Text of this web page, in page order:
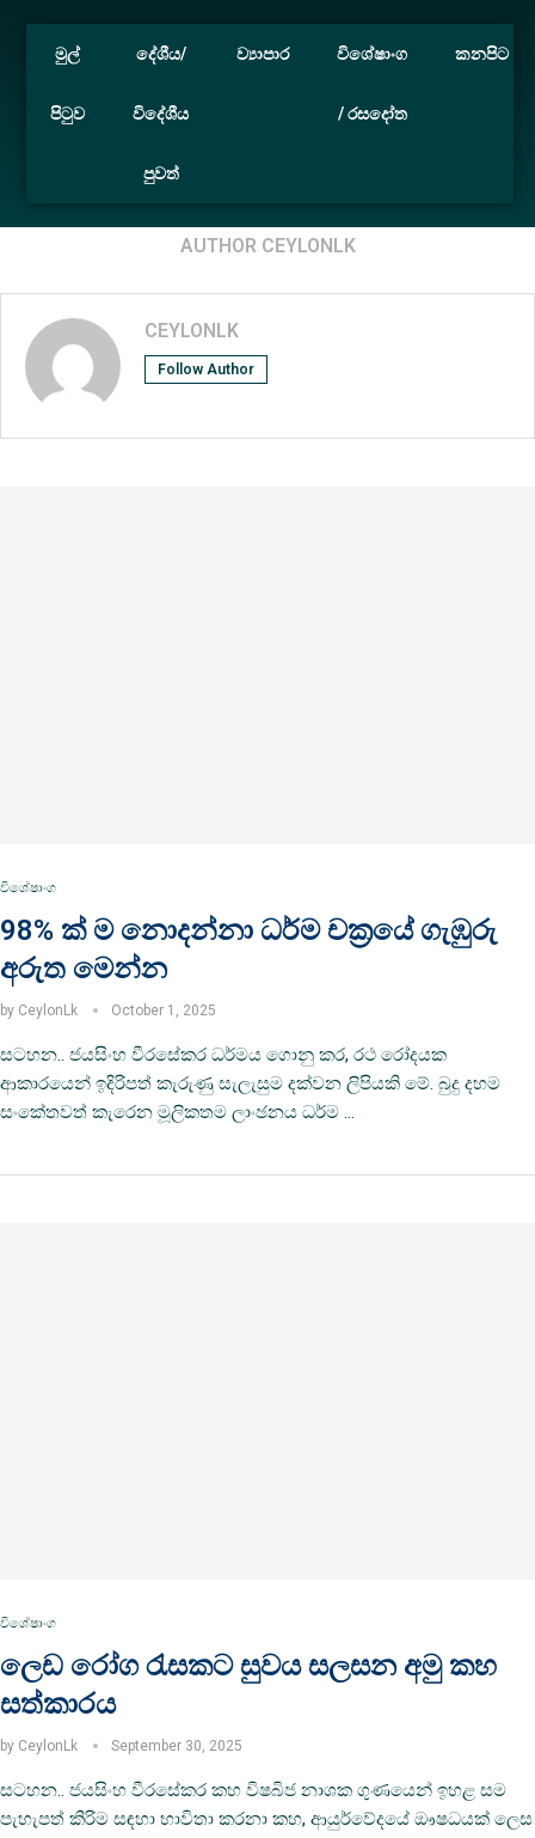
මුල්
පිටුව
දේශීය/
විදේශීය
පුවත්
ව්‍යාපාර විශේෂාංග
/ රසදෝත
කනපිට
AUTHOR CEYLONLK
CEYLONLK
Follow Author
විශේෂාංග
98% ක් ම නොදන්නා ධර්ම චක්‍රයේ ගැඹුරු
අරුත මෙන්න
by CeylonLk October 1, 2025
සටහන.. ජයසිංහ වීරසේකර ධර්මය ගොනු කර, රථ රෝදයක
ආකාරයෙන් ඉදිරිපත් කැරුණු සැලැසුම දක්වන ලිපියකි මේ. බුදු දහම
සංකේතවත් කැරෙන මූලිකතම ලාංඡනය ධර්ම …
විශේෂාංග
ලෙඩ රෝග රැසකට සුවය සලසන අමු කහ
සත්කාරය
by CeylonLk September 30, 2025
සටහන.. ජයසිංහ වීරසේකර කහ විෂබිජ නාශක ගුණයෙන් ඉහළ සම
පැහැපත් කිරිම සඳහා භාවිතා කරනා කහ, ආයුර්වේදයේ ඖෂධයක් ලෙස